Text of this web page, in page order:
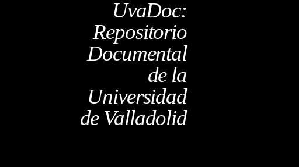
UvaDoc:
Repositorio
Documental
de la
Universidad
de Valladolid